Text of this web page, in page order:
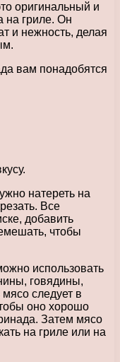
оригинальный и
на гриле. Он
и нежность, делая
вам понадобятся
натереть на
Все
добавить
чтобы
использовать
говядины,
следует в
оно хорошо
Затем мясо
на гриле или на